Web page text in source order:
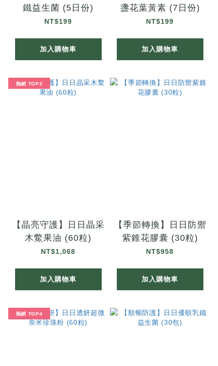
鐵益生菌 (5日份)
NT$199
加入購物車
盞花葉黃素 (7日份)
NT$199
加入購物車
熱銷 TOP3
【晶亮守護】日日晶采
木鱉果油 (60粒)
NT$1,068
加入購物車
【季節轉換】日日防禦
紫錐花膠囊 (30粒)
NT$958
加入購物車
熱銷 TOP4